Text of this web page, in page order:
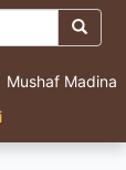
Mushaf Madina